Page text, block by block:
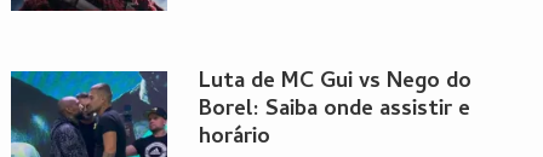
Luta de MC Gui vs Nego do
Borel: Saiba onde assistir e
horário